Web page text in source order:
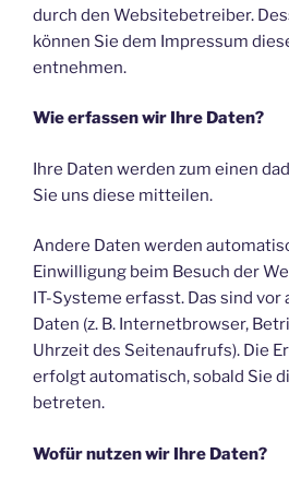
durch den Websitebetreiber.
können Sie dem Impressum
entnehmen.
Wie erfassen wir Ihre Daten?
Ihre Daten werden zum einen
Sie uns diese mitteilen.
Andere Daten werden
Einwilligung beim Besuch der
IT-Systeme erfasst. Das sind
Daten (z. B. Internetbrowser,
Uhrzeit des Seitenaufrufs). Die
erfolgt automatisch, sobald Sie
betreten.
Wofür nutzen wir Ihre Daten?